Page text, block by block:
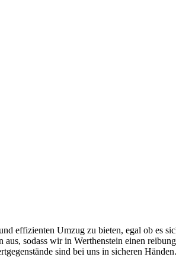
effizienten Umzug zu bieten, egal ob es
sodass wir in Werthenstein einen
sind bei uns in sicheren